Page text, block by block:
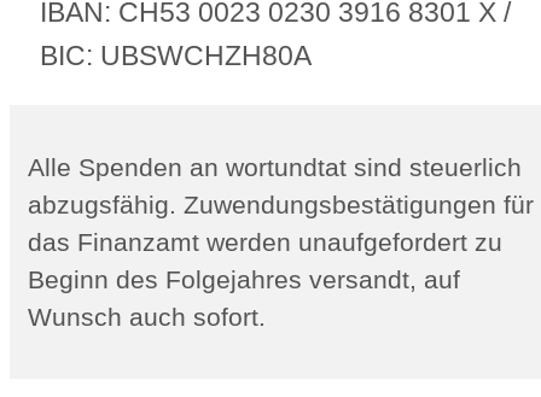
IBAN: CH53 0023 0230 3916 8301 X /
BIC: UBSWCHZH80A
Alle Spenden an wortundtat sind steuerlich
abzugsfähig. Zuwendungsbestätigungen für
das Finanzamt werden unaufgefordert zu
Beginn des Folgejahres versandt, auf
Wunsch auch sofort.